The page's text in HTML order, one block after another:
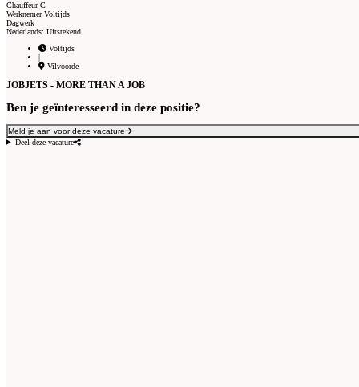
Chauffeur C
Werknemer Voltijds
Dagwerk
Nederlands: Uitstekend
Voltijds
Vilvoorde
JOBJETS - MORE THAN A JOB
Ben je geïnteresseerd in deze positie?
Meld je aan voor deze vacature
Deel deze vacature